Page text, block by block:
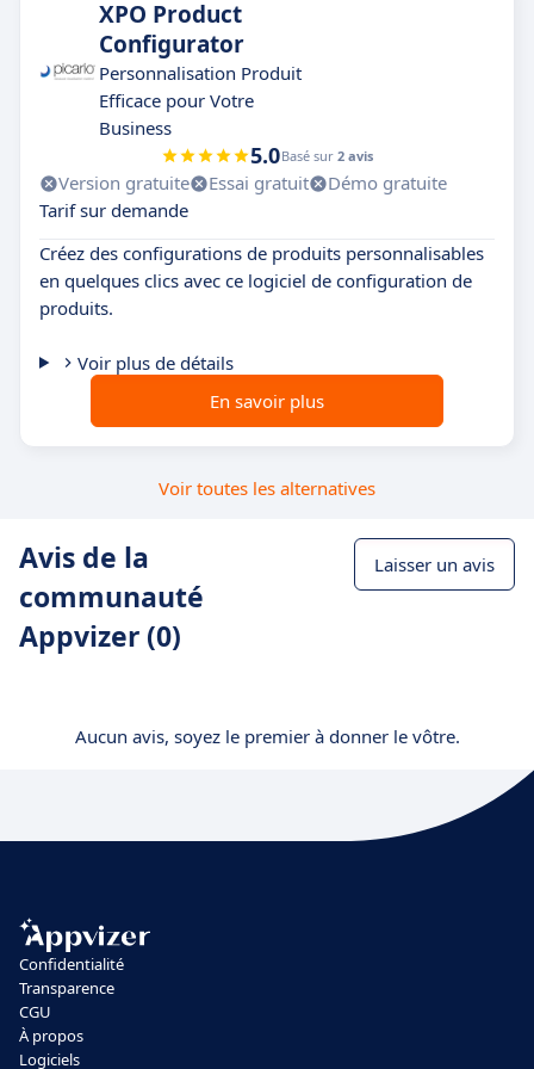
XPO Product
Configurator
Personnalisation Produit
Efficace pour Votre
Business
5.0Basé sur 2 avis
Version gratuite Essai gratuit
Démo gratuite
Tarif sur demande
Créez des configurations de produits personnalisables
en quelques clics avec ce logiciel de configuration de
produits.
Voir plus de détails
En savoir plus
Voir toutes les alternatives
Avis de la
communauté
Appvizer (0)
Laisser un avis
Aucun avis, soyez le premier à donner le vôtre.
Confidentialité
Transparence
CGU
À propos
Logiciels